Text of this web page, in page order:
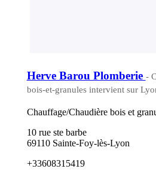
Herve Barou Plomberie -
bois-et-granules intervient sur
Chauffage/Chaudière bois et
10 rue ste barbe
69110 Sainte-Foy-lès-Lyon
+33608315419